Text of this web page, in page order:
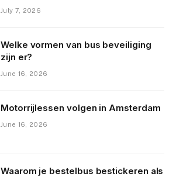
July 7, 2026
Welke vormen van bus beveiliging
zijn er?
June 16, 2026
Motorrijlessen volgen in Amsterdam
June 16, 2026
Waarom je bestelbus bestickeren als